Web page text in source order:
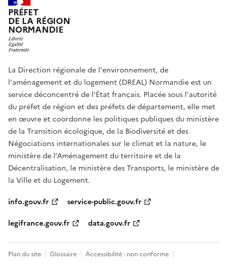
PRÉFET
DE LA RÉGION
NORMANDIE
La Direction régionale de l'environnement, de
l'aménagement et du logement (DREAL) Normandie est un
service déconcentré de l'État français. Placée sous l'autorité
du préfet de région et des préfets de département, elle met
en œuvre et coordonne les politiques publiques du ministère
de la Transition écologique, de la Biodiversité et des
Négociations internationales sur le climat et la nature, le
ministère de l’Aménagement du territoire et de la
Décentralisation, le ministère des Transports, le ministère de
la Ville et du Logement.
info.gouv.fr
service-public.gouv.fr
legifrance.gouv.fr
data.gouv.fr
Plan du site Glossaire
Accessibilité : non conforme